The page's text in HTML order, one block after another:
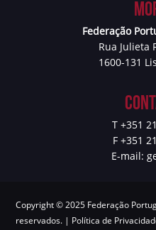
Federação
Rua Julieta
1600-131
T +351
F +351
E-mail:
Copyright © 2025 Federação
reservados. | Política de